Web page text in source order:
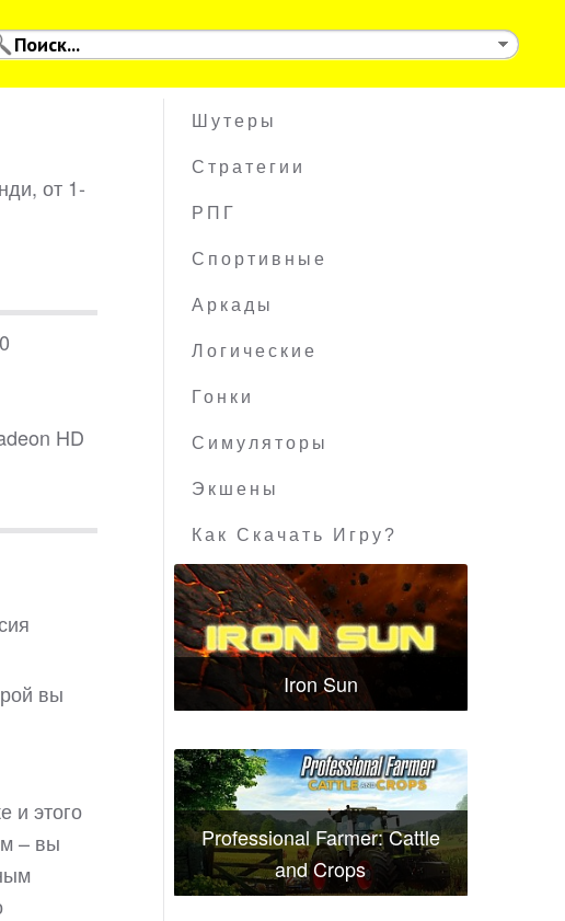
от 1-
HD
вы
и этого
– вы
Шутеры
Стратегии
РПГ
Спортивные
Аркады
Логические
Гонки
Симуляторы
Экшены
Как Скачать Игру?
Iron Sun
Professional Farmer: Cattle
and Crops